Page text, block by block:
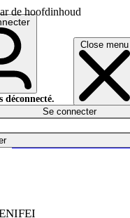
de hoofdinhoud
Close menu
déconnecté.
Se connecter